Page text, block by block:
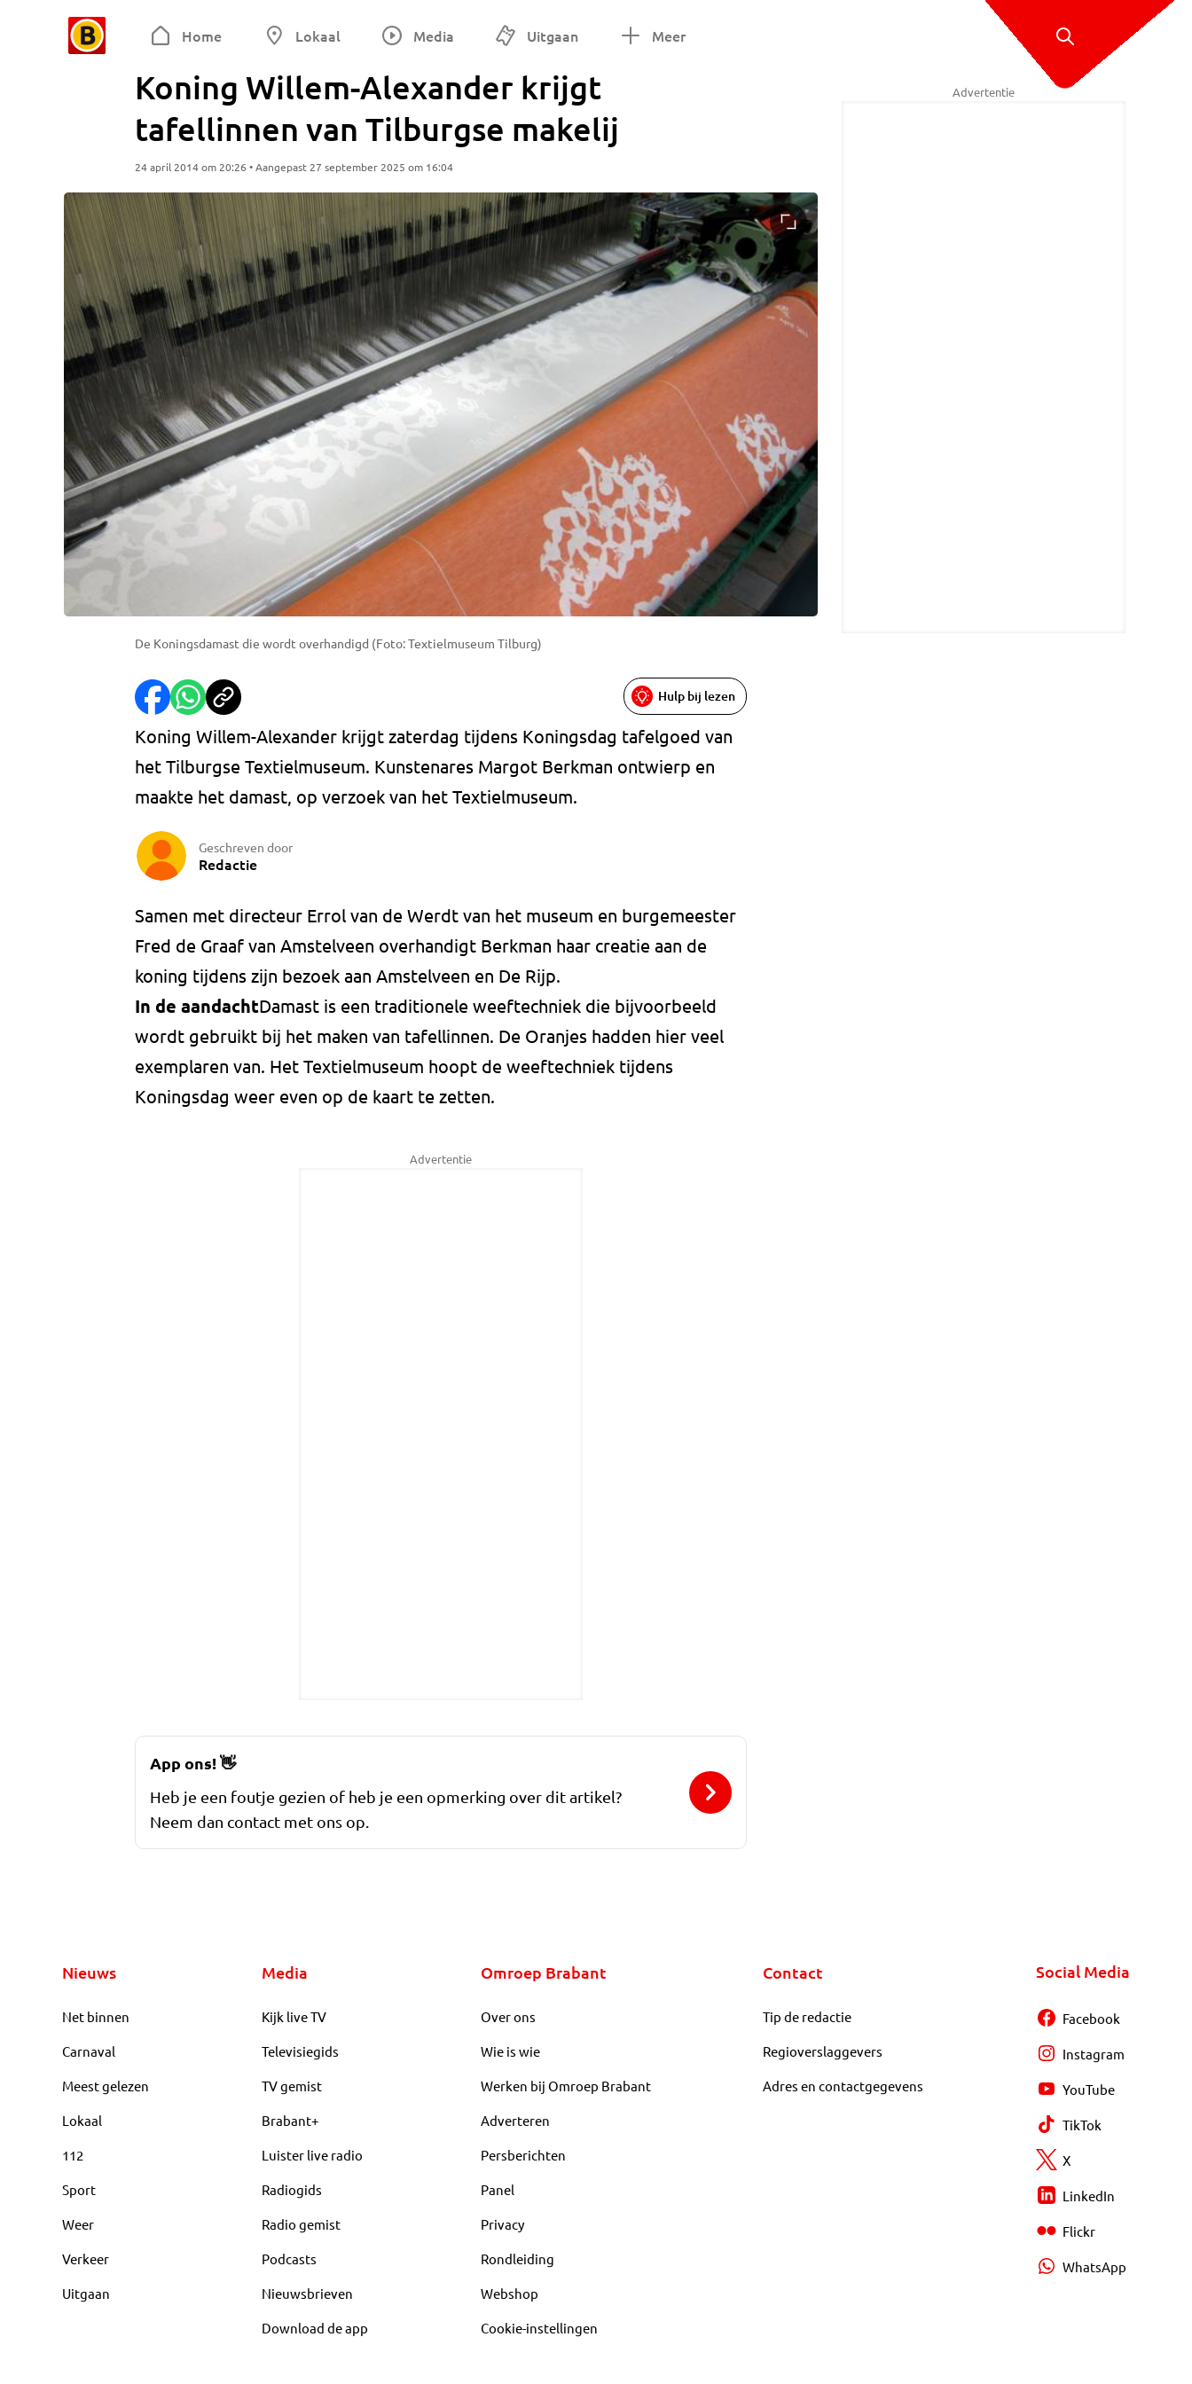
Home Lokaal Media Uitgaan Meer
Koning Willem-Alexander krijgt
tafellinnen van Tilburgse makelij
24 april 2014 om 20:26 • Aangepast 27 september 2025 om 16:04
De Koningsdamast die wordt overhandigd (Foto: Textielmuseum Tilburg)
Hulp bij lezen
Koning Willem-Alexander krijgt zaterdag tijdens Koningsdag tafelgoed van
het Tilburgse Textielmuseum. Kunstenares Margot Berkman ontwierp en
maakte het damast, op verzoek van het Textielmuseum.
Geschreven door
Redactie
Samen met directeur Errol van de Werdt van het museum en burgemeester
Fred de Graaf van Amstelveen overhandigt Berkman haar creatie aan de
koning tijdens zijn bezoek aan Amstelveen en De Rijp.
In de aandachtDamast is een traditionele weeftechniek die bijvoorbeeld
wordt gebruikt bij het maken van tafellinnen. De Oranjes hadden hier veel
exemplaren van. Het Textielmuseum hoopt de weeftechniek tijdens
Koningsdag weer even op de kaart te zetten.
Advertentie
Advertentie
App ons!👋
Heb je een foutje gezien of heb je een opmerking over dit artikel?
Neem dan contact met ons op.
Nieuws
Net binnen
Carnaval
Meest gelezen
Lokaal
112
Sport
Weer
Verkeer
Uitgaan
Media
Kijk live TV
Televisiegids
TV gemist
Brabant+
Luister live radio
Radiogids
Radio gemist
Podcasts
Nieuwsbrieven
Download de app
Omroep Brabant
Over ons
Wie is wie
Werken bij Omroep Brabant
Adverteren
Persberichten
Panel
Privacy
Rondleiding
Webshop
Cookie-instellingen
Contact
Tip de redactie
Regioverslaggevers
Adres en contactgegevens
Social Media
Facebook
Instagram
YouTube
TikTok
X
LinkedIn
Flickr
WhatsApp